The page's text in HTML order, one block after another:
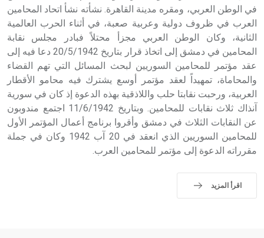
في الوطن العربي، ومقره مدينة القاهرة. نشأته نشأ اتحاد المحامين
العرب في ظروف دولية وعربية صعبة، في أثناء الحرب العالمية
الثانية، وكان الوطن العربي مجزأ محتلاً فبادر مجلس نقابة
المحامين في دمشق إلى اتخاذ قرار بتاريخ 20/5/1942 دعا فيه إلى
عقد مؤتمر للمحامين السوريين لبحث المسائل التي تهم القضاء
والمحاماة، تمهيداً لعقد مؤتمر أوسع يشترك فيه محامو الأقطار
العربية، ورحبت نقابتا حلب واللاذقية بهذه الدعوة إذ كان في سورية
آنذاك ثلاث نقابات للمحامين. وبتاريخ 11/6/1942 اجتمع مندوبون
عن النقابات الثلاث في دمشق وأقروا برنامج أعمال المؤتمر الأول
للمحامين السوريين الذي انعقد في 20 آب 1942 وكان في جملة
مقرراته الدعوة إلى مؤتمر للمحامين العرب.
اقرأ المزيد